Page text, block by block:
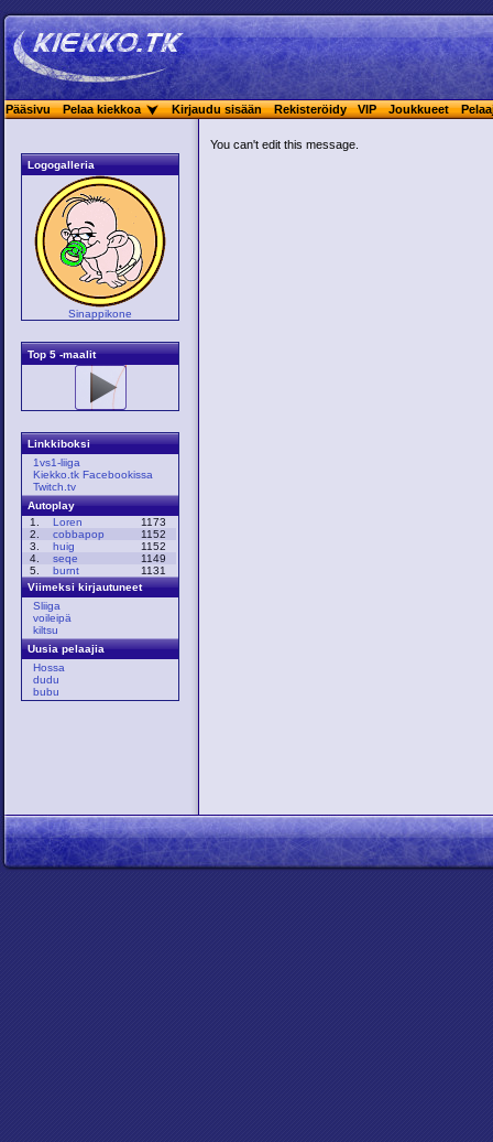
Pääsivu Pelaa kiekkoa Kirjaudu sisään Rekisteröidy VIP Joukkueet
Logogalleria
Sinappikone
Top 5 -maalit
Linkkiboksi
1vs1-liiga
Kiekko.tk Facebookissa
Twitch.tv
Autoplay
1.
Loren
1173
2.
cobbapop
1152
3.
huig
1152
4.
seqe
1149
5.
burnt
1131
Viimeksi kirjautuneet
Sliiga
voileipä
kiltsu
Uusia pelaajia
Hossa
dudu
bubu
You can't edit this message.